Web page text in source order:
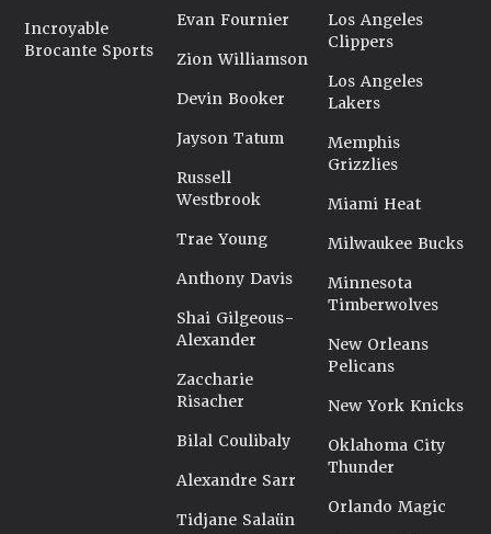
Incroyable
Brocante Sports
Evan Fournier
Zion Williamson
Devin Booker
Jayson Tatum
Russell
Westbrook
Trae Young
Anthony Davis
Shai Gilgeous-
Alexander
Zaccharie
Risacher
Bilal Coulibaly
Alexandre Sarr
Tidjane Salaün
Los Angeles
Clippers
Los Angeles
Lakers
Memphis
Grizzlies
Miami Heat
Milwaukee Bucks
Minnesota
Timberwolves
New Orleans
Pelicans
New York Knicks
Oklahoma City
Thunder
Orlando Magic